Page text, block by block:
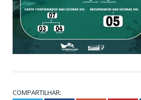
COMPARTILHAR: